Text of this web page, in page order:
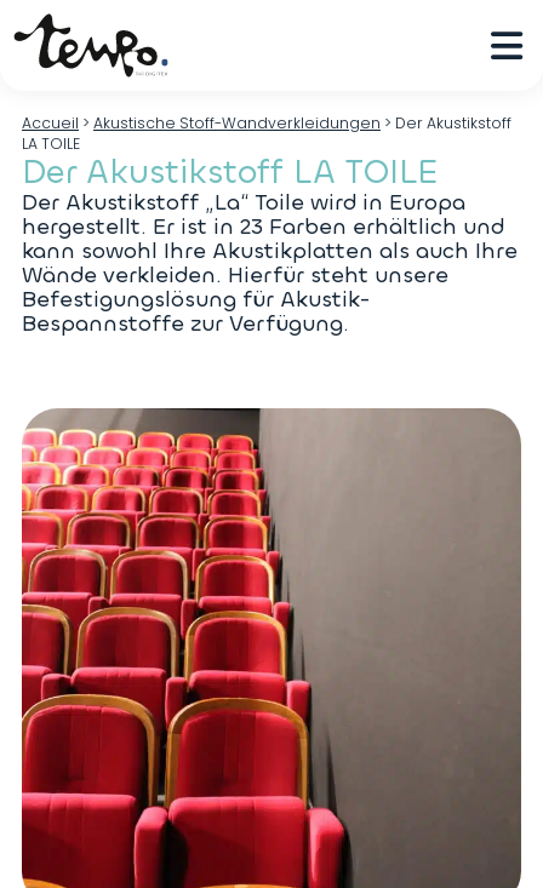
Accueil > Akustische Stoff-Wandverkleidungen > Der Akustikstoff
LA TOILE
Der Akustikstoff LA TOILE
Der Akustikstoff „La“ Toile wird in Europa
hergestellt. Er ist in 23 Farben erhältlich und
kann sowohl Ihre Akustikplatten als auch Ihre
Wände verkleiden. Hierfür steht unsere
Befestigungslösung für Akustik-
Bespannstoffe zur Verfügung.